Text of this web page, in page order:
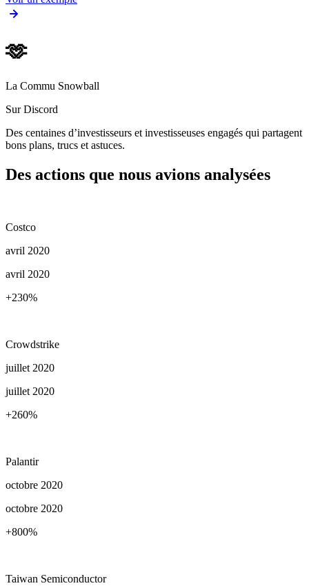
🫶
La Commu Snowball
Sur Discord
Des centaines d’investisseurs et investisseuses engagés qui partagent
bons plans, trucs et astuces.
Des actions que nous avions analysées
Costco
avril 2020
avril 2020
+230%
Crowdstrike
juillet 2020
juillet 2020
+260%
Palantir
octobre 2020
octobre 2020
+800%
Taiwan Semiconductor